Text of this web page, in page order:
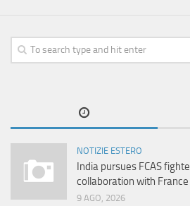
NOTIZIE ESTERO
India pursues FCAS
collaboration with
9 AGO, 2026